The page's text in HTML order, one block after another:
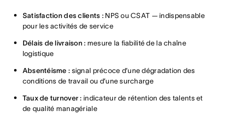
Satisfaction des clients : NPS ou CSAT — indispensable
pour les activités de service
Délais de livraison : mesure la fiabilité de la chaîne
logistique
Absentéisme : signal précoce d’une dégradation des
conditions de travail ou d’une surcharge
Taux de turnover : indicateur de rétention des talents et
de qualité managériale